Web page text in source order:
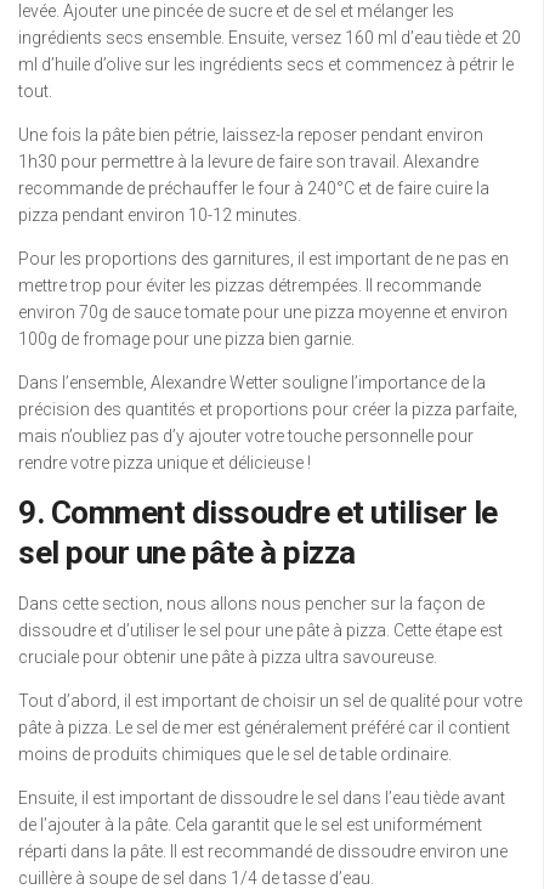
levée. Ajouter une pincée de sucre et de sel et mélanger les
ingrédients secs ensemble. Ensuite, versez 160 ml d’eau tiède et 20
ml d’huile d’olive sur les ingrédients secs et commencez à pétrir le
tout.
Une fois la pâte bien pétrie, laissez-la reposer pendant environ
1h30 pour permettre à la levure de faire son travail. Alexandre
recommande de préchauffer le four à 240°C et de faire cuire la
pizza pendant environ 10-12 minutes.
Pour les proportions des garnitures, il est important de ne pas en
mettre trop pour éviter les pizzas détrempées. Il recommande
environ 70g de sauce tomate pour une pizza moyenne et environ
100g de fromage pour une pizza bien garnie.
Dans l’ensemble, Alexandre Wetter souligne l’importance de la
précision des quantités et proportions pour créer la pizza parfaite,
mais n’oubliez pas d’y ajouter votre touche personnelle pour
rendre votre pizza unique et délicieuse !
9. Comment dissoudre et utiliser le
sel pour une pâte à pizza
Dans cette section, nous allons nous pencher sur la façon de
dissoudre et d’utiliser le sel pour une pâte à pizza. Cette étape est
cruciale pour obtenir une pâte à pizza ultra savoureuse.
Tout d’abord, il est important de choisir un sel de qualité pour votre
pâte à pizza. Le sel de mer est généralement préféré car il contient
moins de produits chimiques que le sel de table ordinaire.
Ensuite, il est important de dissoudre le sel dans l’eau tiède avant
de l’ajouter à la pâte. Cela garantit que le sel est uniformément
réparti dans la pâte. Il est recommandé de dissoudre environ une
cuillère à soupe de sel dans 1/4 de tasse d’eau.